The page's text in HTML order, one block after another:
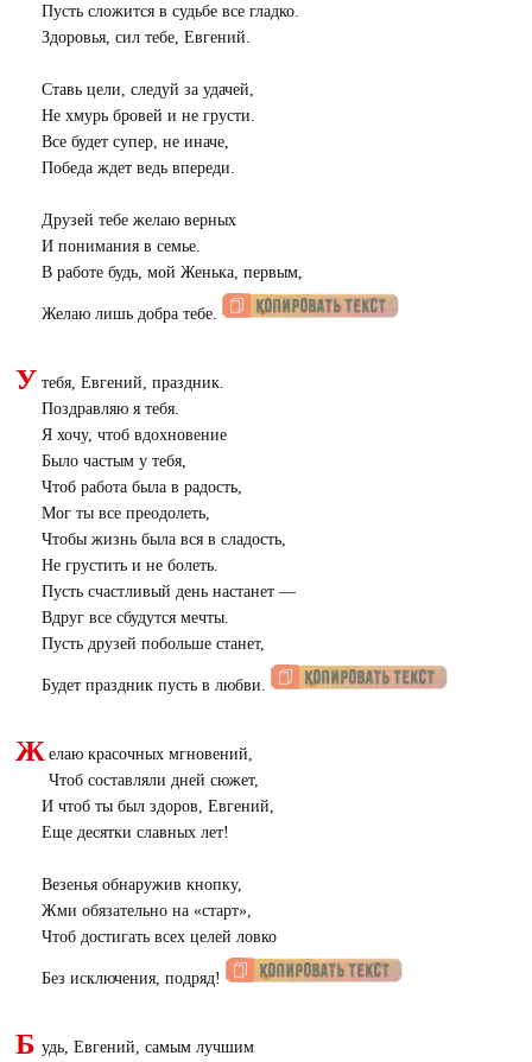
Пусть сложится в судьбе все гладко.
Здоровья, сил тебе, Евгений.
Ставь цели, следуй за удачей,
Не хмурь бровей и не грусти.
Все будет супер, не иначе,
Победа ждет ведь впереди.
Друзей тебе желаю верных
И понимания в семье.
В работе будь, мой Женька, первым,
Желаю лишь добра тебе.
У тебя, Евгений, праздник.
Поздравляю я тебя.
Я хочу, чтоб вдохновение
Было частым у тебя,
Чтоб работа была в радость,
Мог ты все преодолеть,
Чтобы жизнь была вся в сладость,
Не грустить и не болеть.
Пусть счастливый день настанет —
Вдруг все сбудутся мечты.
Пусть друзей побольше станет,
Будет праздник пусть в любви.
Ж елаю красочных мгновений,
Чтоб составляли дней сюжет,
И чтоб ты был здоров, Евгений,
Еще десятки славных лет!
Везенья обнаружив кнопку,
Жми обязательно на «старт»,
Чтоб достигать всех целей ловко
Без исключения, подряд!
Б удь, Евгений, самым лучшим